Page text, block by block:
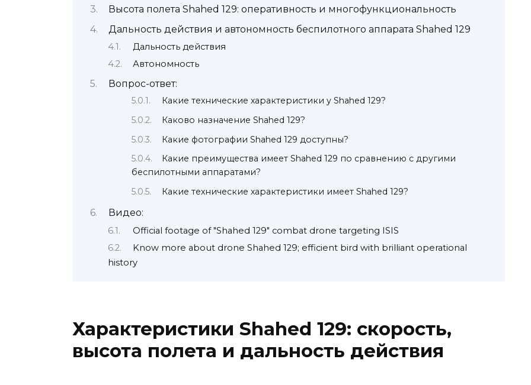
Высота полета Shahed 129: оперативность и многофункциональность
Дальность действия и автономность беспилотного аппарата Shahed 129
Дальность действия
Автономность
Вопрос-ответ:
Какие технические характеристики у Shahed 129?
Каково назначение Shahed 129?
Какие фотографии Shahed 129 доступны?
Какие преимущества имеет Shahed 129 по сравнению с другими
беспилотными аппаратами?
Какие технические характеристики имеет Shahed 129?
Видео:
Official footage of "Shahed 129" combat drone targeting ISIS
Know more about drone Shahed 129; efficient bird with brilliant operational
history
Характеристики Shahed 129: скорость,
высота полета и дальность действия